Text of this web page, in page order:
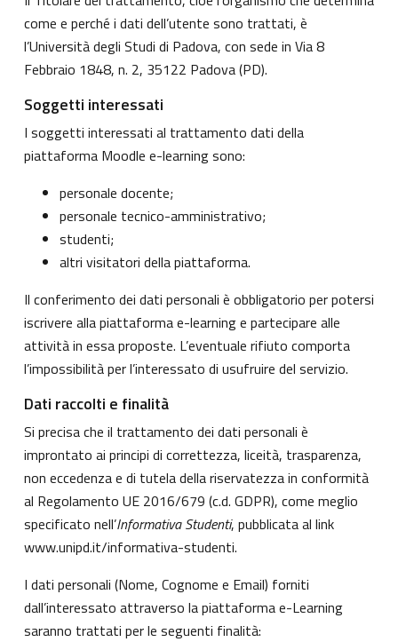
come e perché i dati dell’utente sono trattati, è
l’Università degli Studi di Padova, con sede in Via 8
Febbraio 1848, n. 2, 35122 Padova (PD).
Soggetti interessati
I soggetti interessati al trattamento dati della
piattaforma Moodle e-learning sono:
personale docente;
personale tecnico-amministrativo;
studenti;
altri visitatori della piattaforma.
Il conferimento dei dati personali è obbligatorio per potersi
iscrivere alla piattaforma e-learning e partecipare alle
attività in essa proposte. L’eventuale rifiuto comporta
l’impossibilità per l’interessato di usufruire del servizio.
Dati raccolti e finalità
Si precisa che il trattamento dei dati personali è
improntato ai principi di correttezza, liceità, trasparenza,
non eccedenza e di tutela della riservatezza in conformità
al Regolamento UE 2016/679 (c.d. GDPR), come meglio
specificato nell’Informativa Studenti, pubblicata al link
www.unipd.it/informativa-studenti.
I dati personali (Nome, Cognome e Email) forniti
dall’interessato attraverso la piattaforma e-Learning
saranno trattati per le seguenti finalità: